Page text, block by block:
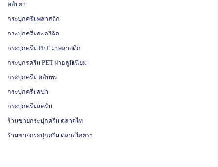
ตลับยา
กระปุกครีมพลาสติก
กระปุกครีมอะคริลิค
กระปุกครีม PET ฝาพลาสติก
กระปุกรครีม PET ฝาอลูมิเนียม
กระปุกครีม ตลับพร
กระปุกครีมสปา
กระปุกครีมสครับ
ร้านขายกระปุกครีม ตลาดไท
ร้านขายกระปุกครีม ตลาดไอยรา